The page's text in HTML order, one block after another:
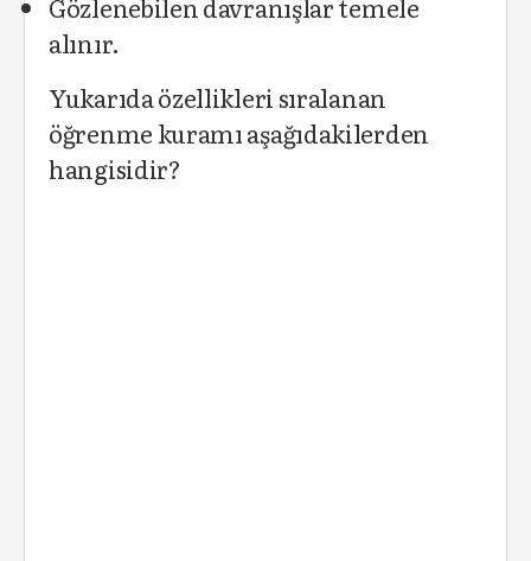
Gözlenebilen davranışlar temele
alınır.
Yukarıda özellikleri sıralanan
öğrenme kuramı aşağıdakilerden
hangisidir?